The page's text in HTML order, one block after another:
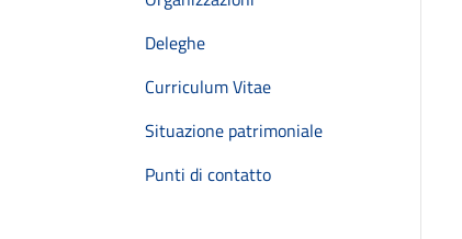
Deleghe
Curriculum Vitae
Situazione patrimoniale
Punti di contatto